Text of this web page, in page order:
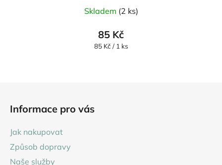
Skladem (2 ks)
85 Kč
Měrná
85 Kč / 1 ks
Informace pro vás
Jak nakupovat
Způsob dopravy
Naše služby